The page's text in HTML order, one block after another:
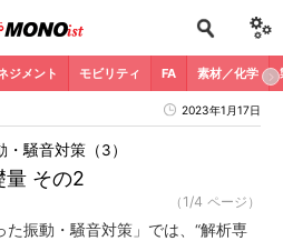
ジメント モビリティ FA 素材／化学
2023年1月17日
量 その2
騒音対策（3）
（1/4 ページ）
振動・騒音対策」では、“解析専